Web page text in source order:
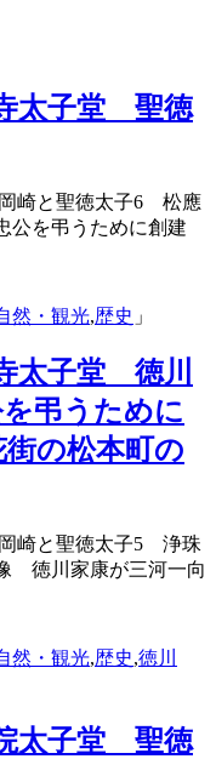
太子堂 聖徳
崎と聖徳太子6 松應
公を弔うために創建
然・観光,歴史 」
太子堂 徳川
弔うために
の松本町の
崎と聖徳太子5 浄珠
徳川家康が三河一向
然・観光,歴史,徳川
太子堂 聖徳